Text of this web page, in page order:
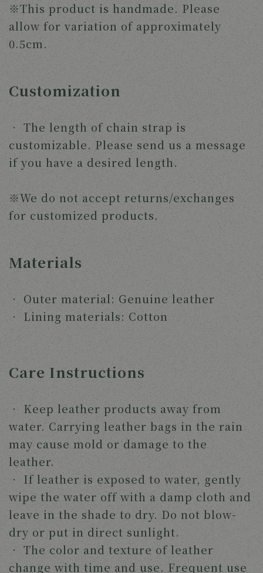
※This product is handmade. Please
allow for variation of approximately
0.5cm.
Customization
‧ The length of chain strap is
customizable. Please send us a message
if you have a desired length.
※We do not accept returns/exchanges
for customized products.
Materials
‧ Outer material: Genuine leather
‧ Lining materials: Cotton
Care Instructions
‧ Keep leather products away from
water. Carrying leather bags in the rain
may cause mold or damage to the
leather.
‧ If leather is exposed to water, gently
wipe the water off with a damp cloth and
leave in the shade to dry. Do not blow-
dry or put in direct sunlight.
‧ The color and texture of leather
change with time and use. Frequent use